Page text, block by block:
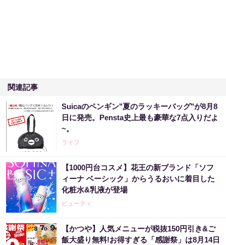
関連記事
Suicaのペンギン"夏のラッキーバッグ"が8月8
日に発売。Pensta史上最も豪華な7点入りだよ
~。
ライフ
【1000円台コスメ】花王の新ブランド「ソフ
ィーナ ベーシック」からうるおいに着目した
化粧水&乳液が登場
ビューティ
【かつや】人気メニューが税抜150円引き&ご
飯大盛り無料!お得すぎる「感謝祭」は8月14日